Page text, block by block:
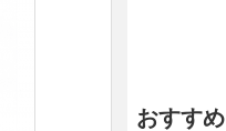
おすすめ